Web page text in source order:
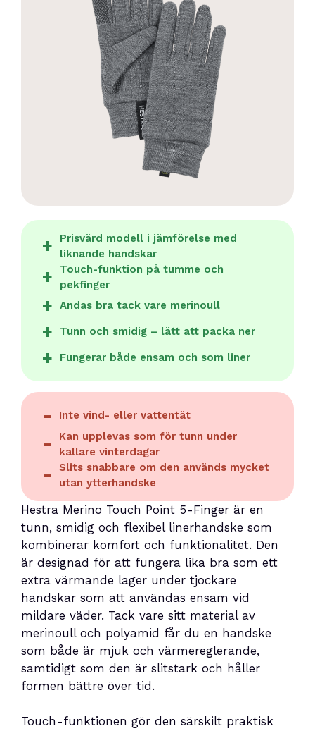
Prisvärd modell i jämförelse med
liknande handskar
Touch-funktion på tumme och
pekfinger
Andas bra tack vare merinoull
Tunn och smidig – lätt att packa ner
Fungerar både ensam och som liner
Inte vind- eller vattentät
Kan upplevas som för tunn under
kallare vinterdagar
Slits snabbare om den används mycket
utan ytterhandske
Hestra Merino Touch Point 5-Finger är en
tunn, smidig och flexibel linerhandske som
kombinerar komfort och funktionalitet. Den
är designad för att fungera lika bra som ett
extra värmande lager under tjockare
handskar som att användas ensam vid
mildare väder. Tack vare sitt material av
merinoull och polyamid får du en handske
som både är mjuk och värmereglerande,
samtidigt som den är slitstark och håller
formen bättre över tid.
Touch-funktionen gör den särskilt praktisk